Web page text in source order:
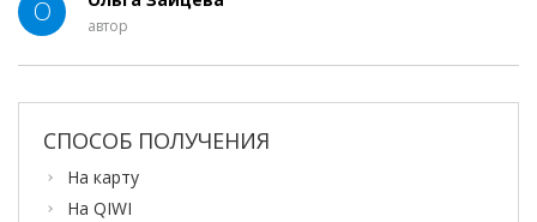
О автор
СПОСОБ ПОЛУЧЕНИЯ
На карту
На QIWI